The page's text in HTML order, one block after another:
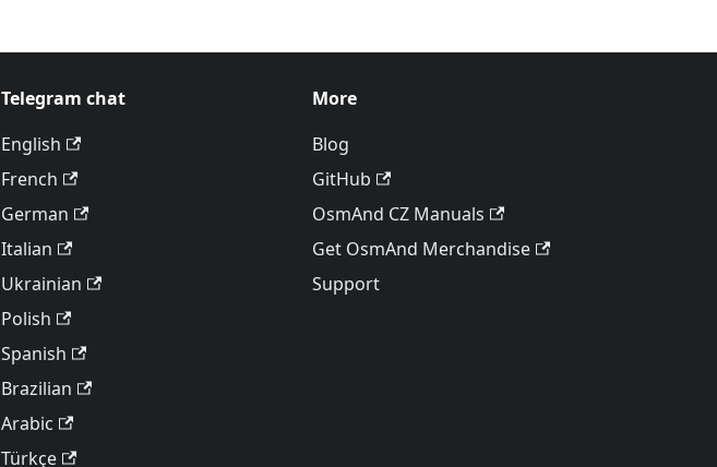
Telegram chat
English
French
German
Italian
Ukrainian
Polish
Spanish
Brazilian
Arabic
Türkçe
More
Blog
GitHub
OsmAnd CZ Manuals
Get OsmAnd Merchandise
Support